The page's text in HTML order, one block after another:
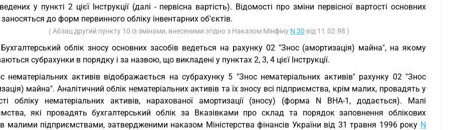
у пункті 2 цієї Інструкції (далі - первісна вартість). Відомості про зміни первісної вартості основних
заносяться до форм первинного обліку інвентарних об'єктів.
( Абзац другий пункту 10 із змінами, внесеними згідно з Наказом Мінфіну N 30 від 11.02.98 )
облік зносу основних засобів ведеться на рахунку 02 "Знос (амортизація) майна", на якому
субрахунки в порядку і за назвою, що викладені у пунктах 2, 3, 4 цієї Інструкції.
нематеріальних активів відображається на субрахунку 5 "Знос нематеріальних активів" рахунку 02 "Знос
майна". Аналітичний облік нематеріальних активів та їх зносу всі підприємства, крім малих, провадять у
обліку нематеріальних активів, нарахованої амортизації (зносу) (форма N ВНА-1, додається). Малі
які провадять бухгалтерський облік за Вказівками про склад та порядок заповнення облікових
малими підприємствами, затвердженими наказом Міністерства фінансів України від 31 травня 1996 року N